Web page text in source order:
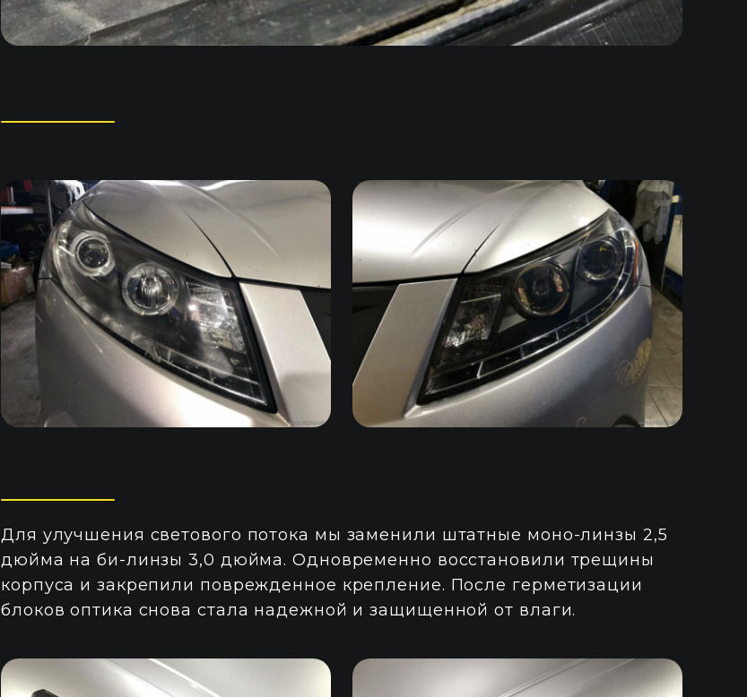
Для улучшения светового потока мы заменили штатные моно-линзы 2,5
дюйма на би-линзы 3,0 дюйма. Одновременно восстановили трещины
корпуса и закрепили поврежденное крепление. После герметизации
блоков оптика снова стала надежной и защищенной от влаги.